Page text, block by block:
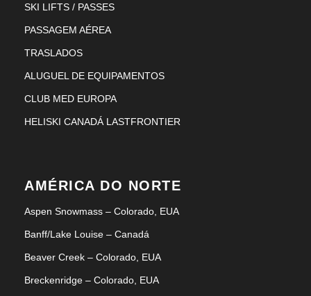
SKI LIFTS / PASSES
PASSAGEM AÉREA
TRASLADOS
ALUGUEL DE EQUIPAMENTOS
CLUB MED EUROPA
HELISKI CANADÁ LASTFRONTIER
AMÉRICA DO NORTE
Aspen Snowmass – Colorado, EUA
Banff/Lake Louise – Canadá
Beaver Creek – Colorado, EUA
Breckenridge – Colorado, EUA